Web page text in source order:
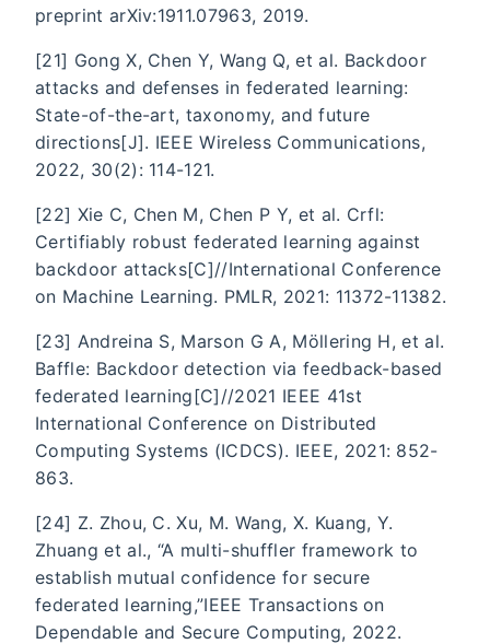
preprint arXiv:1911.07963, 2019.
[21] Gong X, Chen Y, Wang Q, et al. Backdoor
attacks and defenses in federated learning:
State-of-the-art, taxonomy, and future
directions[J]. IEEE Wireless Communications,
2022, 30(2): 114-121.
[22] Xie C, Chen M, Chen P Y, et al. Crfl:
Certifiably robust federated learning against
backdoor attacks[C]//International Conference
on Machine Learning. PMLR, 2021: 11372-11382.
[23] Andreina S, Marson G A, Möllering H, et al.
Baffle: Backdoor detection via feedback-based
federated learning[C]//2021 IEEE 41st
International Conference on Distributed
Computing Systems (ICDCS). IEEE, 2021: 852-
863.
[24] Z. Zhou, C. Xu, M. Wang, X. Kuang, Y.
Zhuang et al., “A multi-shuffler framework to
establish mutual confidence for secure
federated learning,”IEEE Transactions on
Dependable and Secure Computing, 2022.